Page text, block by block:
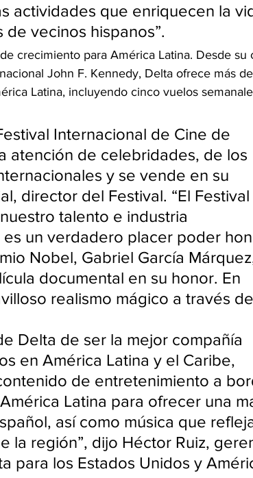
actividades que enriquecen la
vecinos hispanos”.
crecimiento para América Latina. Desde su
John F. Kennedy, Delta ofrece más
Latina, incluyendo cinco vuelos
Internacional de Cine de
atención de celebridades, de los
y se vende en su
director del Festival. “El Festival
talento e industria
un verdadero placer poder
Nobel, Gabriel García
documental en su honor. En
realismo mágico a través
Delta de ser la mejor compañía
en América Latina y el Caribe,
de entretenimiento a
Latina para ofrecer una
así como música que
la región”, dijo Héctor Ruiz,
para los Estados Unidos y